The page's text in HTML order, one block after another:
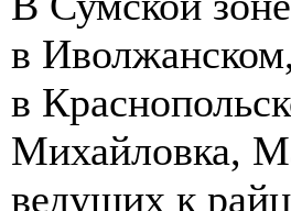
в
в
Михайловка,
ведущих к